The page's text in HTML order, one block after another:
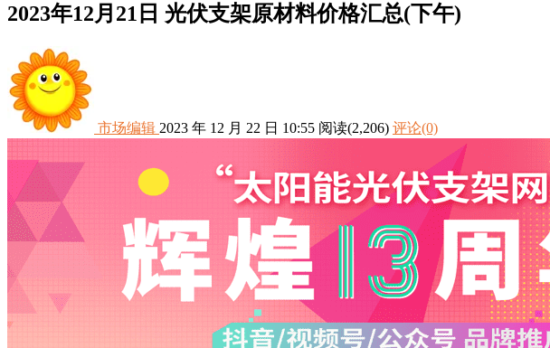
2023年12月21日 光伏支架原材料价格汇总(下午)
市场编辑 2023 年 12 月 22 日 10:55 阅读(2,206) 评论(0)